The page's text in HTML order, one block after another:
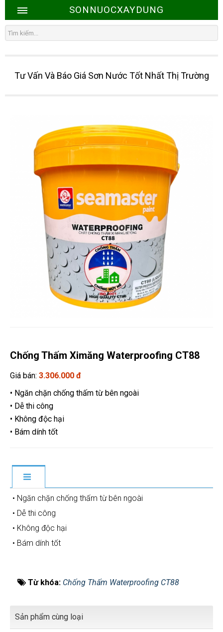
SONNUOCXAYDUNG
Tư Vấn Và Báo Giá Sơn Nước Tốt Nhất Thị Trường
Chống Thấm Ximăng Waterproofing CT88
Giá bán: 3.306.000 đ
• Ngăn chặn chống thấm từ bên ngoài
• Dễ thi công
• Không độc hại
• Bám dính tốt
• Ngăn chặn chống thấm từ bên ngoài
• Dễ thi công
• Không độc hại
• Bám dính tốt
Từ khóa: Chống Thấm Waterproofing CT88
Sản phẩm cùng loại